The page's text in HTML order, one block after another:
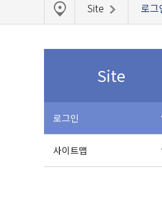
Site 로그
Site
로그인
사이트맵